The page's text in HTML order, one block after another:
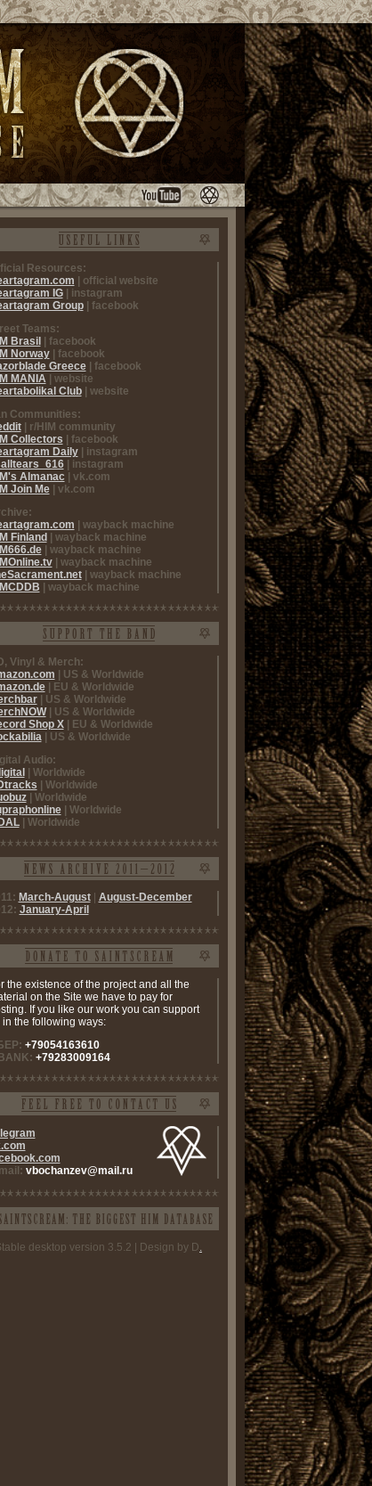
Resources:
| official website
IG
| instagram
Group
| facebook
Teams:
Brasil
| facebook
Norway
| facebook
Greece
| facebook
MANIA
| website
Club
| website
Communities:
| r/HIM community
Collectors
| facebook
Daily
| instagram
| instagram
Almanac
| vk.com
Join Me
| vk.com
| wayback machine
Finland
| wayback machine
| wayback machine
| wayback machine
| wayback machine
| wayback machine
Vinyl & Merch:
| US & Worldwide
| EU & Worldwide
| US & Worldwide
| US & Worldwide
Shop X
| EU & Worldwide
| US & Worldwide
Audio:
| Worldwide
| Worldwide
| Worldwide
| Worldwide
| Worldwide
March-August| August-December
January-April
the existence of the project and all the
on the Site we have to pay for
If you like our work you can support
in the following ways:
+79054163610
+79283009164
vbochanzev@mail.ru
desktop version 3.5.2 | Design by D.